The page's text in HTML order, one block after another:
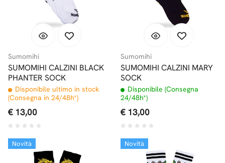
Sumomihi
SUMOMIHI CALZINI BLACK
PHANTER SOCK
Disponibile ultimo in stock
(Consegna in 24/48h*)
€ 13,00
Sumomihi
SUMOMIHI CALZINI MARY
SOCK
Disponibile (Consegna
24/48h*)
€ 13,00
Novità Novità